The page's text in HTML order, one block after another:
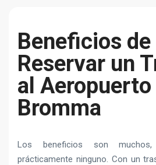
Beneficios de
Reservar un
al
Bromma
Los beneficios son muchos,
prácticamente ninguno. Con un